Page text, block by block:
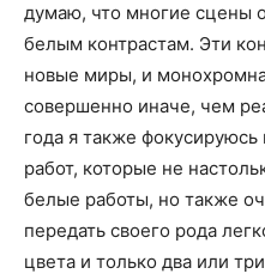
думаю, что многие сцены
белым контрастам. Эти
новые миры, и
совершенно иначе, чем
года я также
работ, которые не
белые работы, но также
передать своего рода
цвета и только два или